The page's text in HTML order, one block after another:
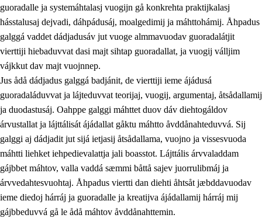
1. Åhpadusá árvvovuodo
1.1 Almasjárvvo
1.2 Identitiehtta ja kultuvralasj moattevuohta
1.3 Lájttális ájádallam ja estetihkalasj diedulasjvuohta
1.4 Dahkamávvo, berustibme ja diehtemvájnogisvuohta
1.5 Vieledus luonnduj ja birásdiedulasjvuohta
1.6 Demokratijja ja oassálasstem
guoradalle ja systemáhtalasj vuogijn gå konkrehta praktijkalasj
hásstalusaj dejvadi, dáhpádusáj, moalgedimij ja máhttohámij. Åhpadus
galggá vaddet dádjadusáv jut vuoge almmavuodav guoradalátjit
vierttiji hiebaduvvat dasi majt sihtap guoradallat, ja vuogij válljim
vájkkut dav majt vuojnnep.
Jus ådå dádjadus galggá badjánit, de vierttiji ieme ájádusá
guoradaláduvvat ja lájteduvvat teorijaj, vuogij, argumentaj, åtsådallamij
ja duodastusáj. Oahppe galggi máhttet duov dáv diehtogáldov
árvustallat ja lájttálisát ájádallat gåktu máhtto åvddånahteduvvá. Sij
galggi aj dádjadit jut sijá ietjasij åtsådallama, vuojno ja vissesvuoda
máhtti liehket iehpedievalattja jali boasstot. Lájttális árvvaladdam
gájbbet máhtov, valla vaddá sæmmi båttå sajev juorrulibmáj ja
árvvedahtesvuohtaj. Åhpadus viertti dan diehti åhtsåt jæbddavuodav
ieme diedoj hárráj ja guoradalle ja kreatijva ájádallamij hárráj mij
gájbbeduvvá gå le ådå máhtov åvddånahttemin.